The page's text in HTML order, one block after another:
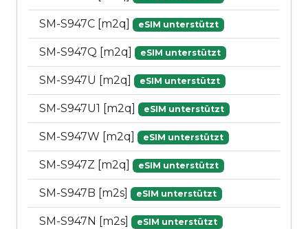
SM-S947C [m2q] eSIM unterstützt
SM-S947Q [m2q] eSIM unterstützt
SM-S947U [m2q] eSIM unterstützt
SM-S947U1 [m2q] eSIM unterstützt
SM-S947W [m2q] eSIM unterstützt
SM-S947Z [m2q] eSIM unterstützt
SM-S947B [m2s] eSIM unterstützt
SM-S947N [m2s] eSIM unterstützt